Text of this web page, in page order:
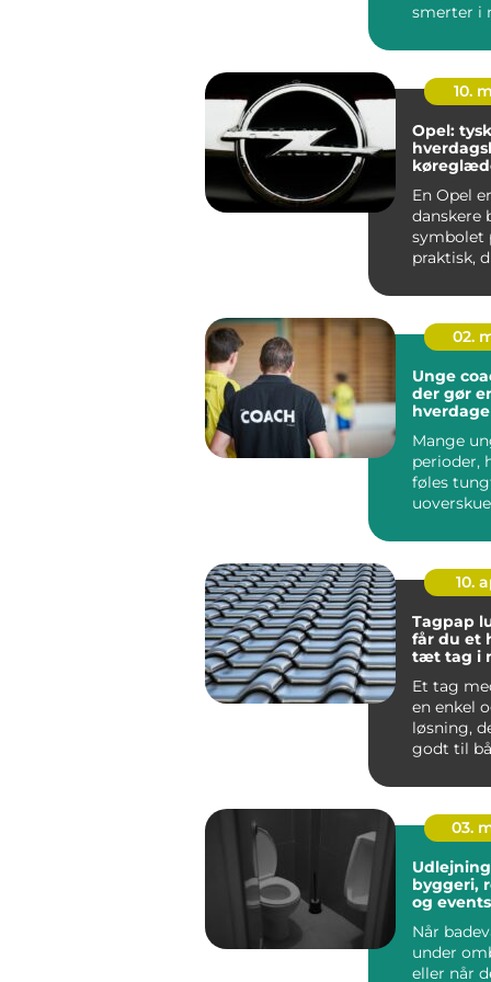
smerter i
For no...
10.
Opel:
En Opel
danskere
symbolet
praktisk,
02.
Unge coach
der gør
Mange
perioder,
føles
skole, ...
10.
Tagpap lund
får du et
tæt tag i
Et tag
en enkel
løsning,
godt til
03.
byggeri,
og events
Når
under
eller når